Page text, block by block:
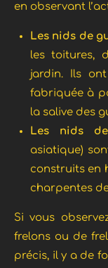
en observant
Les nids de
les toitures,
jardin. Ils
fabriquée à
la salive des
Les nids
asiatique)
construits en
charpentes
Si vous
frelons ou de
précis, il y a de